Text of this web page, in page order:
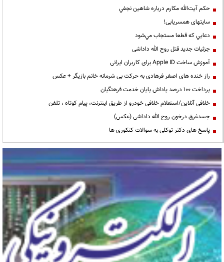
حكم آيت‌الله مكارم درباره شاهين نجفي
سایتهای همسریابی!
دعايي كه قطعا مستجاب مي‌شود
جزئیات جدید قتل روح الله داداشی
آموزش ساخت Apple ID برای کاربران ایرانی
راز خنده های اصغر فرهادی به حرکت بی شرمانه خانم بازیگر + عکس
پرداخت ۱۰۰ درصد پاداش پایان خدمت فرهنگیان
خلافی آنلاین/استعلام خلافی خودرو از طریق اینترنت، پیام کوتاه ، تلفن
جسدغرق درخون روح الله داداشی (عکس)
پاسخ های دکتر توکلی به سوالات کنکوری ها